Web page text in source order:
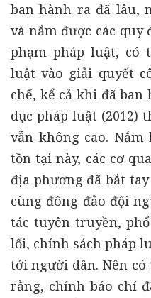
ban hành ra đã lâu,
và nắm được các quy
phạm pháp luật, có
luật vào giải quyết
chế, kể cả khi đã ban
dục pháp luật (2012)
vẫn không cao.
tồn tại này, các cơ
địa phương đã bắt
cùng đông đảo đội
tác tuyên truyền,
lối, chính sách pháp
tới người dân. Nên
rằng, chính báo chí